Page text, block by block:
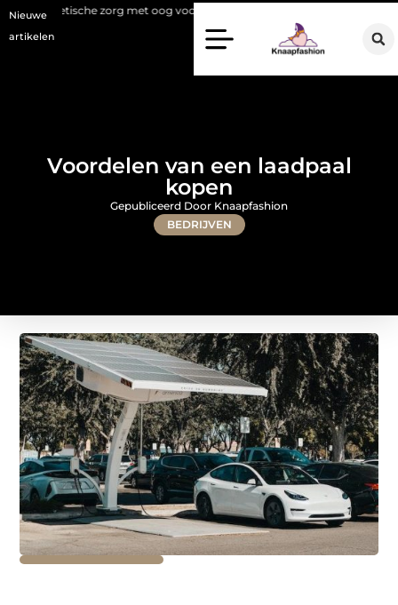
Nieuwe
artikelen
zorg met oog voor natuurlijke resultaten
Voordelen van een laadpaal
kopen
BEDRIJVEN
Gepubliceerd Door Knaapfashion